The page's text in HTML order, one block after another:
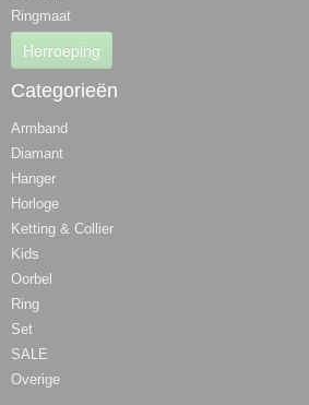
Ringmaat
Herroeping
Categorieën
Armband
Diamant
Hanger
Horloge
Ketting & Collier
Kids
Oorbel
Ring
Set
SALE
Overige